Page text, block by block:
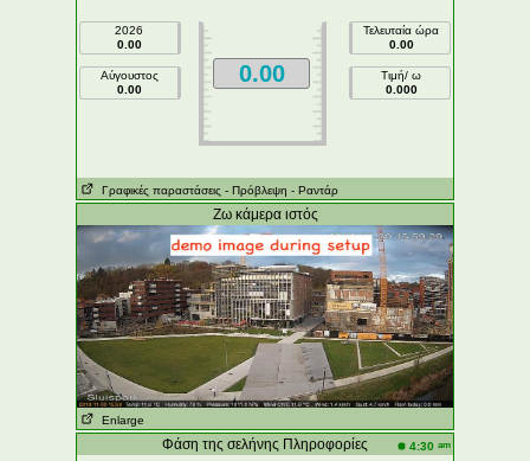
2026
0.00
Αύγουστος
0.00
0.00
Τελευταία ώρα
0.00
Τιμή/ ω
0.000
Γραφικές παραστάσεις - Πρόβλεψη - Ραντάρ
Ζω κάμερα ιστός
Enlarge
Φάση της σελήνης Πληροφορίες 4:30 am